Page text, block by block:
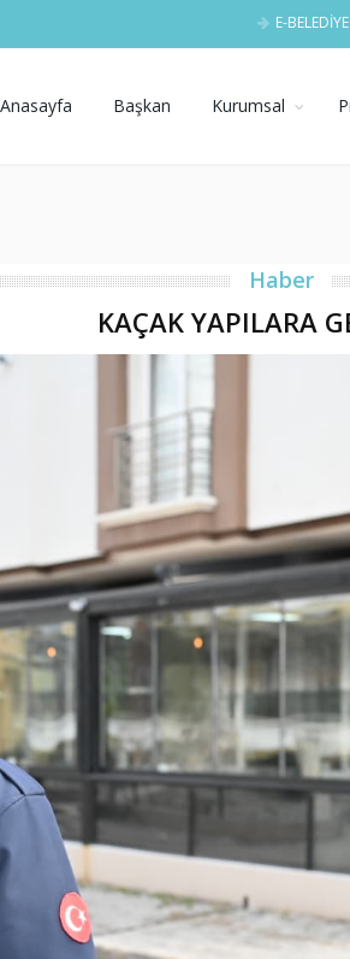
E-BELEDİYE
Anasayfa Başkan Kurumsal
Haber
KAÇAK YAPILARA